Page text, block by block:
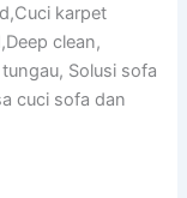
karpet
clean,
Solusi sofa
cuci sofa dan